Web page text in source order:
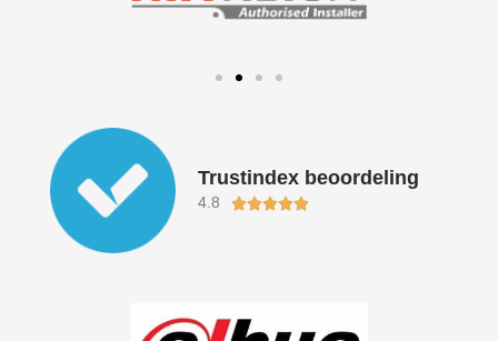
Trustindex beoordeling
4.8 Waardering